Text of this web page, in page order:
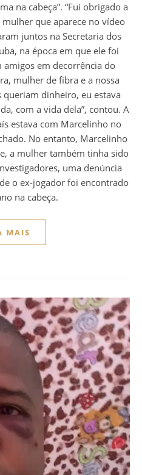
na cabeça”. “Fui obrigado a
que aparece no vídeo
juntos na Secretaria dos
na época em que ele foi
em decorrência do
mulher de fibra e a nossa
queriam dinheiro, eu estava
com a vida dela”, contou. A
estava com Marcelinho no
No entanto, Marcelinho
a mulher também tinha sido
uma denúncia
o ex-jogador foi encontrado
na cabeça.
MAIS